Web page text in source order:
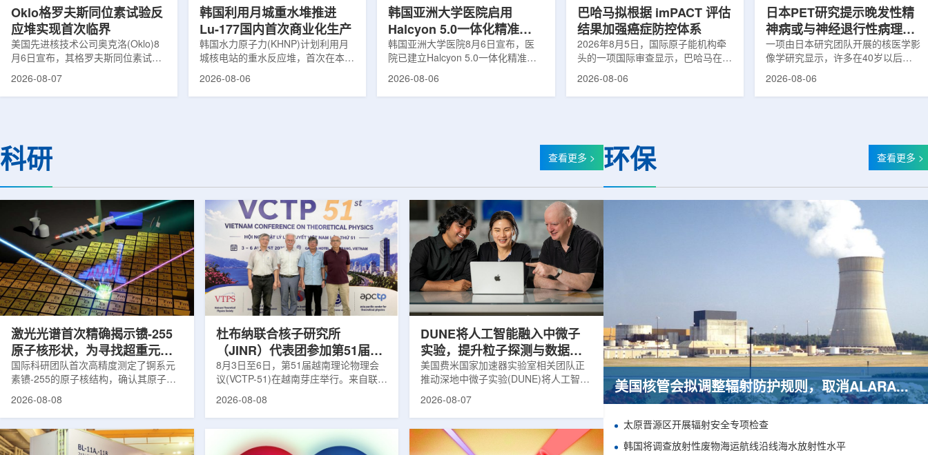
Oklo格罗夫斯同位素试验反
应堆实现首次临界
美国先进核技术公司奥克洛(Oklo)8
月6日宣布，其格罗夫斯同位素试验
反应堆已在低功率状态下实现可控自
特，是美国能源部反应堆试点计划下
首个在私人土地上实现临界的反应
工程建设、组件制造或采购、燃料配
置及...
2026-08-07
韩国利用月城重水堆推进
Lu-177国内首次商业化生产
韩国水力原子力(KHNP)计划利用月
城核电站的重水反应堆，首次在本土
生产用于癌症治疗的放射性同位素
后，韩国水力原子力还将扩大生产范
围至钴...
2026-08-06
韩国亚洲大学医院启用
Halcyon 5.0一体化精准放
射治疗方案
韩国亚洲大学医院8月6日宣布，医
院已建立Halcyon 5.0一体化精准放
射治疗解决方案，并开始全面用于患
射治疗系统IDENTIFY。亚洲大学医
院表示，该院是韩国首...
2026-08-06
巴哈马拟根据 imPACT 评估
结果加强癌症防控体系
2026年8月5日，国际原子能机构牵
头的一项国际审查显示，巴哈马在加
强癌症治疗服务方面具备进一步提升
评估由国际原子能机构、世界卫生组
织/泛美卫生组织和国际癌症研究机
力和实际需求。6月9日至11日，专
家组访...
2026-08-06
日本PET研究提示晚发性精
神病或与神经退行性病理相
关
一项由日本研究团队开展的核医学影
像学研究显示，许多在40岁以后首
次出现幻觉、妄想等精神病性症状的
踪剂^11C-PiB，以及tau蛋白PET示
踪剂^18F-florzolotau，对受试者大
神病患者中，β-淀粉样蛋白阳性...
2026-08-06
科研 查看更多 >
激光光谱首次精确揭示镄-255
原子核形状，为寻找超重元素
提供新线索
国际科研团队首次高精度测定了锕系元
素镄-255的原子核结构，确认其原子核
美因茨约翰内斯·古腾堡大学、亥姆霍兹
美因茨研究所、瑞典哥德堡大学等18家
机构合作完成。研究结果不仅修正了以
2026-08-08
杜布纳联合核子研究所
（JINR）代表团参加第51届越
南理论物理会议
8月3日至6日，第51届越南理论物理会
议(VCTP-51)在越南芽庄举行。来自联合
南、德国、印度、中国、巴基斯坦、俄
罗斯、台湾、菲律宾和日本等国家和地
区的170余名学者开展交流。本届会议议
2026-08-08
DUNE将人工智能融入中微子
实验，提升粒子探测与数据处
理能力
美国费米国家加速器实验室相关团队正
推动深地中微子实验(DUNE)将人工智能
互作用识别、事件分类和探测器管理能
力。DUNE位于长基线中微子设施，目
前已开始安装大型中微子探测器模块的
2026-08-07
环保 查看更多 >
美国核管会拟调整辐射防护规则，取消ALARA要求引发安全争议
太原晋源区开展辐射安全专项检查
韩国将调查放射性废物海运航线沿线海水放射性水平